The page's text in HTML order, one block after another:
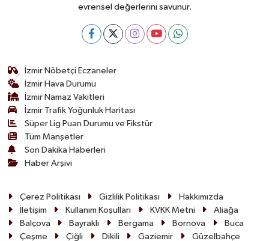
evrensel değerlerini savunur.
İzmir Nöbetçi Eczaneler
İzmir Hava Durumu
İzmir Namaz Vakitleri
İzmir Trafik Yoğunluk Haritası
Süper Lig Puan Durumu ve Fikstür
Tüm Manşetler
Son Dakika Haberleri
Haber Arşivi
Çerez Politikası Gizlilik Politikası
Hakkımızda
İletişim
Kullanım Koşulları KVKK Metni
Aliağa
Balçova
Bayraklı Bergama Bornova
Buca
Çeşme
Çiğli Dikili Gaziemir Güzelbahçe